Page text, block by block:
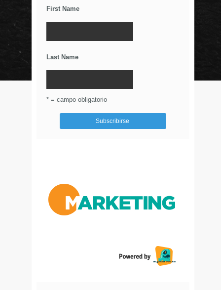
First Name
Last Name
* = campo obligatorio
Los Wearables y el IoT
© Circulo Marketing 2016. Todos los derechos
reservados.
Aviso de Privacidad